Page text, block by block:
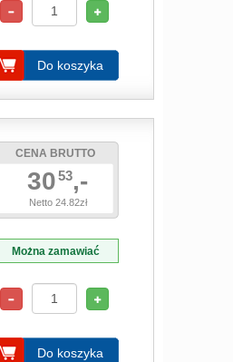
Do koszyka
CENA BRUTTO
30 53,-
Netto 24.82zł
Można zamawiać
Do koszyka